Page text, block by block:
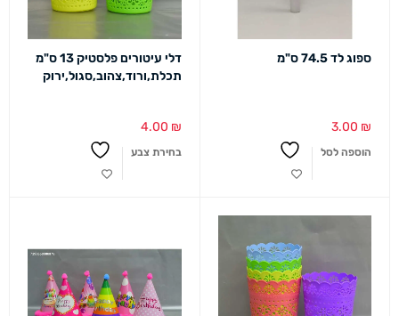
ספוג לד 74.5 ס"מ
3.00 ₪
הוספה לסל
דלי עיטורים פלסטיק 13 ס"מ
תכלת,ורוד,צהוב,סגול,ירוק
4.00 ₪
בחירת צבע